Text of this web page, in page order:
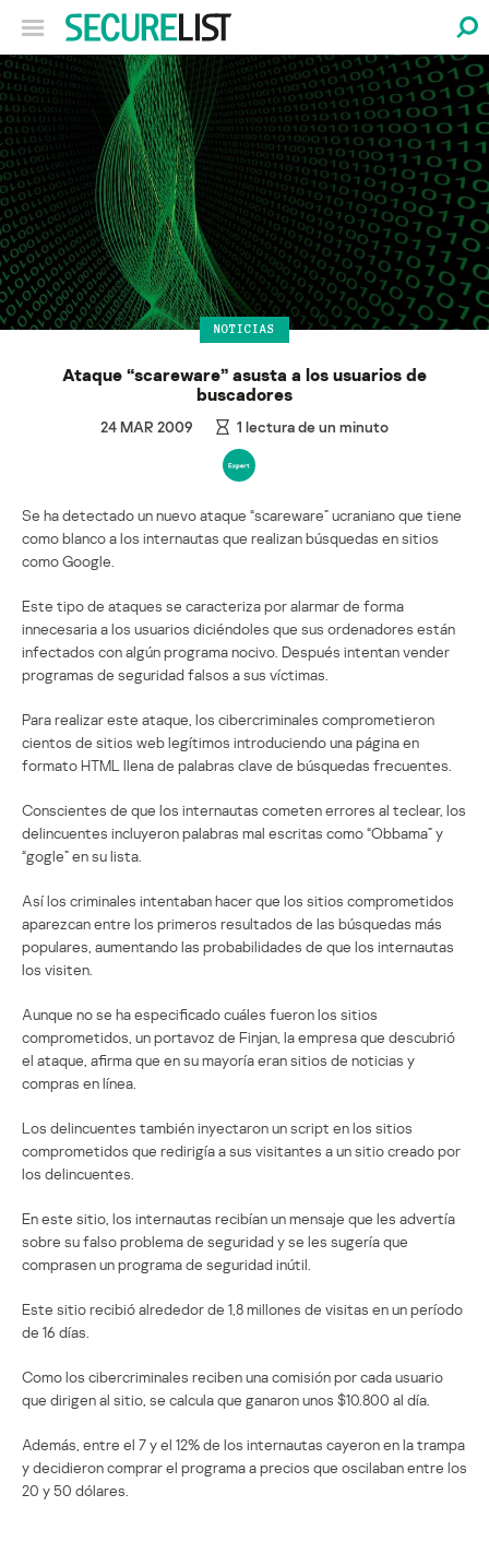
NOTICIAS
Ataque “scareware” asusta a los usuarios de
buscadores
24 MAR 2009 1 lectura de un minuto
Se ha detectado un nuevo ataque “scareware” ucraniano que tiene
como blanco a los internautas que realizan búsquedas en sitios
como Google.
Este tipo de ataques se caracteriza por alarmar de forma
innecesaria a los usuarios diciéndoles que sus ordenadores están
infectados con algún programa nocivo. Después intentan vender
programas de seguridad falsos a sus víctimas.
Para realizar este ataque, los cibercriminales comprometieron
cientos de sitios web legítimos introduciendo una página en
formato HTML llena de palabras clave de búsquedas frecuentes.
Conscientes de que los internautas cometen errores al teclear, los
delincuentes incluyeron palabras mal escritas como “Obbama” y
“gogle” en su lista.
Así los criminales intentaban hacer que los sitios comprometidos
aparezcan entre los primeros resultados de las búsquedas más
populares, aumentando las probabilidades de que los internautas
los visiten.
Aunque no se ha especificado cuáles fueron los sitios
comprometidos, un portavoz de Finjan, la empresa que descubrió
el ataque, afirma que en su mayoría eran sitios de noticias y
compras en línea.
Los delincuentes también inyectaron un script en los sitios
comprometidos que redirigía a sus visitantes a un sitio creado por
los delincuentes.
En este sitio, los internautas recibían un mensaje que les advertía
sobre su falso problema de seguridad y se les sugería que
comprasen un programa de seguridad inútil.
Este sitio recibió alrededor de 1,8 millones de visitas en un período
de 16 días.
Como los cibercriminales reciben una comisión por cada usuario
que dirigen al sitio, se calcula que ganaron unos $10.800 al día.
Además, entre el 7 y el 12% de los internautas cayeron en la trampa
y decidieron comprar el programa a precios que oscilaban entre los
20 y 50 dólares.